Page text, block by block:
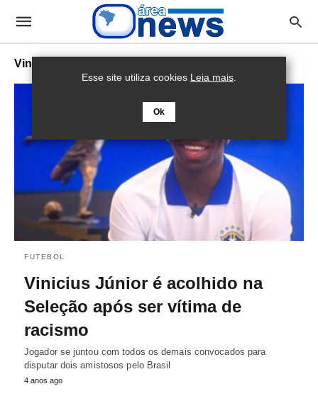
Vinicius Júnior
FUTEBOL
Vinicius Júnior é acolhido na
Seleção após ser vítima de
racismo
Jogador se juntou com todos os demais convocados para
disputar dois amistosos pelo Brasil
4 anos ago
Esse site utiliza cookies Leia mais.
Ok